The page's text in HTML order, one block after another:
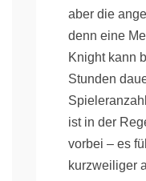
aber die
denn eine
Knight kann
Stunden
ist in der
vorbei – es
kurzweiliger